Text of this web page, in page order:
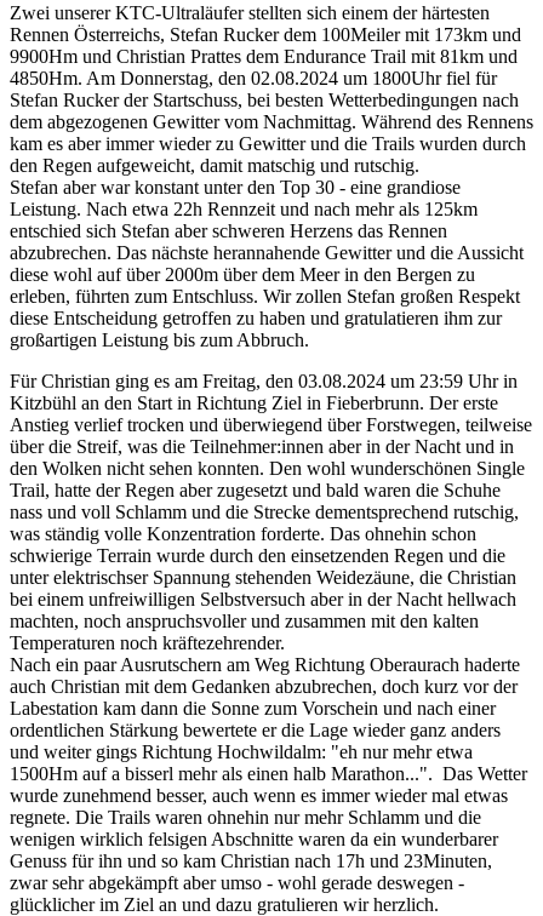
Zwei unserer KTC-Ultraläufer stellten sich einem der härtesten
Rennen Österreichs, Stefan Rucker dem 100Meiler mit 173km und
9900Hm und Christian Prattes dem Endurance Trail mit 81km und
4850Hm. Am Donnerstag, den 02.08.2024 um 1800Uhr fiel für
Stefan Rucker der Startschuss, bei besten Wetterbedingungen nach
dem abgezogenen Gewitter vom Nachmittag. Während des Rennens
kam es aber immer wieder zu Gewitter und die Trails wurden durch
den Regen aufgeweicht, damit matschig und rutschig.
Stefan aber war konstant unter den Top 30 - eine grandiose
Leistung. Nach etwa 22h Rennzeit und nach mehr als 125km
entschied sich Stefan aber schweren Herzens das Rennen
abzubrechen. Das nächste herannahende Gewitter und die Aussicht
diese wohl auf über 2000m über dem Meer in den Bergen zu
erleben, führten zum Entschluss. Wir zollen Stefan großen Respekt
diese Entscheidung getroffen zu haben und gratulatieren ihm zur
großartigen Leistung bis zum Abbruch.
Für Christian ging es am Freitag, den 03.08.2024 um 23:59 Uhr in
Kitzbühl an den Start in Richtung Ziel in Fieberbrunn. Der erste
Anstieg verlief trocken und überwiegend über Forstwegen, teilweise
über die Streif, was die Teilnehmer:innen aber in der Nacht und in
den Wolken nicht sehen konnten. Den wohl wunderschönen Single
Trail, hatte der Regen aber zugesetzt und bald waren die Schuhe
nass und voll Schlamm und die Strecke dementsprechend rutschig,
was ständig volle Konzentration forderte. Das ohnehin schon
schwierige Terrain wurde durch den einsetzenden Regen und die
unter elektrischser Spannung stehenden Weidezäune, die Christian
bei einem unfreiwilligen Selbstversuch aber in der Nacht hellwach
machten, noch anspruchsvoller und zusammen mit den kalten
Temperaturen noch kräftezehrender.
Nach ein paar Ausrutschern am Weg Richtung Oberaurach haderte
auch Christian mit dem Gedanken abzubrechen, doch kurz vor der
Labestation kam dann die Sonne zum Vorschein und nach einer
ordentlichen Stärkung bewertete er die Lage wieder ganz anders
und weiter gings Richtung Hochwildalm: "eh nur mehr etwa
1500Hm auf a bisserl mehr als einen halb Marathon...". Das Wetter
wurde zunehmend besser, auch wenn es immer wieder mal etwas
regnete. Die Trails waren ohnehin nur mehr Schlamm und die
wenigen wirklich felsigen Abschnitte waren da ein wunderbarer
Genuss für ihn und so kam Christian nach 17h und 23Minuten,
zwar sehr abgekämpft aber umso - wohl gerade deswegen -
glücklicher im Ziel an und dazu gratulieren wir herzlich.